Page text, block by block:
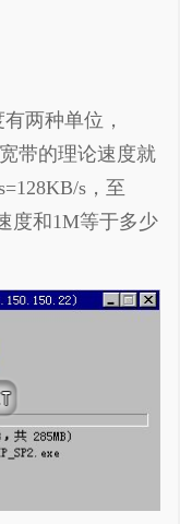
两种单位，
带的理论速度就
s，至
度和1M等于多少